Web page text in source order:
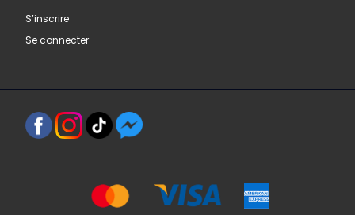
S’inscrire
Se connecter